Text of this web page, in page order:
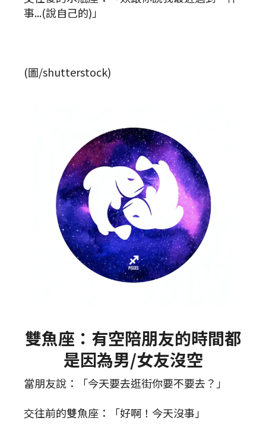
事...(說自己的)」
(圖/shutterstock)
雙魚座：有空陪朋友的時間都
是因為男/女友沒空
當朋友說：「今天要去逛街你要不要去？」
交往前的雙魚座：「好啊！今天沒事」